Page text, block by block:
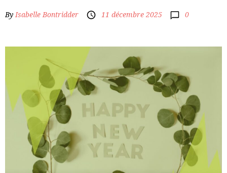
ByIsabelle Bontridder 11 décembre 2025 0